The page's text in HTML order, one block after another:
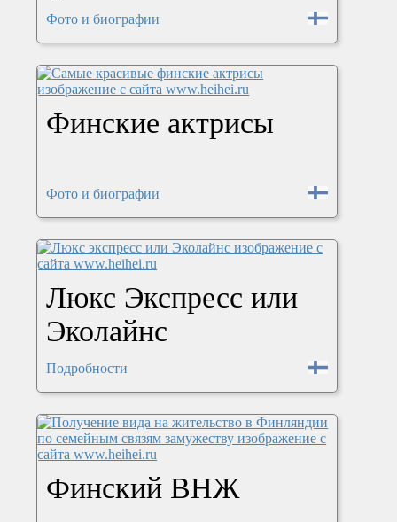
Фото и биографии
Финские актрисы
Фото и биографии
Люкс Экспресс или
Эколайнс
Подробности
Финский ВНЖ